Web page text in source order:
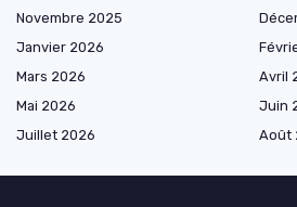
Novembre 2025
Janvier 2026
Mars 2026
Avril
Mai 2026
Juin
Juillet 2026
Août